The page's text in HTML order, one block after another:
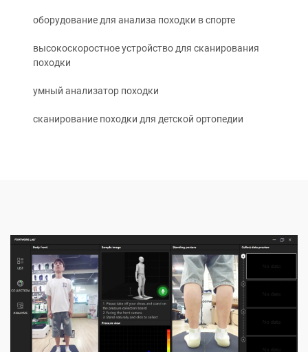
оборудование для анализа походки в спорте
высокоскоростное устройство для сканирования
походки
умный анализатор походки
сканирование походки для детской ортопедии